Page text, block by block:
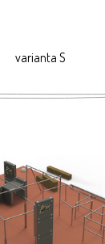
varianta S